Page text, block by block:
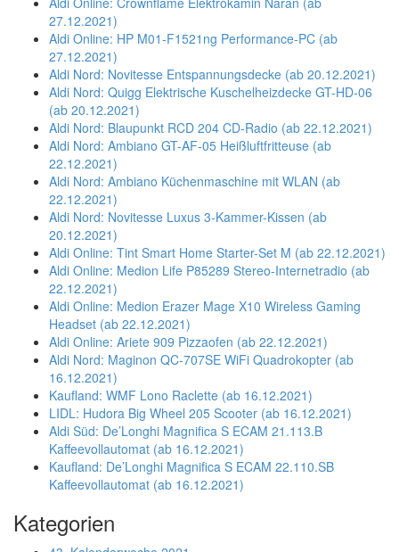
27.12.2021)
Aldi Online: HP M01-F1521ng Performance-PC (ab
27.12.2021)
Aldi Nord: Novitesse Entspannungsdecke (ab 20.12.2021)
Aldi Nord: Quigg Elektrische Kuschelheizdecke GT-HD-06
(ab 20.12.2021)
Aldi Nord: Blaupunkt RCD 204 CD-Radio (ab 22.12.2021)
Aldi Nord: Ambiano GT-AF-05 Heißluftfritteuse (ab
22.12.2021)
Aldi Nord: Ambiano Küchenmaschine mit WLAN (ab
22.12.2021)
Aldi Nord: Novitesse Luxus 3-Kammer-Kissen (ab
20.12.2021)
Aldi Online: Tint Smart Home Starter-Set M (ab 22.12.2021)
Aldi Online: Medion Life P85289 Stereo-Internetradio (ab
22.12.2021)
Aldi Online: Medion Erazer Mage X10 Wireless Gaming
Headset (ab 22.12.2021)
Aldi Online: Ariete 909 Pizzaofen (ab 22.12.2021)
Aldi Nord: Maginon QC-707SE WiFi Quadrokopter (ab
16.12.2021)
Kaufland: WMF Lono Raclette (ab 16.12.2021)
LIDL: Hudora Big Wheel 205 Scooter (ab 16.12.2021)
Aldi Süd: De’Longhi Magnifica S ECAM 21.113.B
Kaffeevollautomat (ab 16.12.2021)
Kaufland: De’Longhi Magnifica S ECAM 22.110.SB
Kaffeevollautomat (ab 16.12.2021)
Kategorien